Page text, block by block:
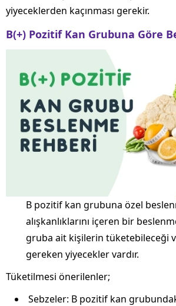
yiyeceklerden kaçınması gerekir.
B(+) Pozitif Kan Grubuna Göre
B pozitif kan grubuna özel
alışkanlıklarını içeren bir
gruba ait kişilerin tüketebileceği
gereken yiyecekler vardır.
Tüketilmesi önerilenler;
Sebzeler: B pozitif kan